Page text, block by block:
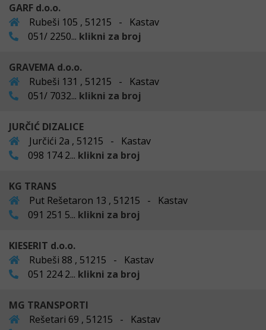
GARF d.o.o.
Rubeši 105 , 51215 - Kastav
051/ 2250... klikni za broj
GRAVEMA d.o.o.
Rubeši 131 , 51215 - Kastav
051/ 7032... klikni za broj
JURČIĆ DIZALICE
Jurčići 2a , 51215 - Kastav
098 174 2... klikni za broj
KG TRANS
Put Rešetaron 13 , 51215 - Kastav
091 251 5... klikni za broj
KIESERIT d.o.o.
Rubeši 88 , 51215 - Kastav
051 224 2... klikni za broj
MG TRANSPORTI
Rešetari 69 , 51215 - Kastav